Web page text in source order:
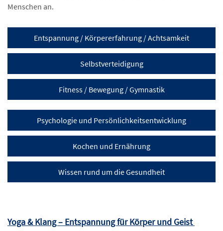
Menschen an.
Entspannung / Körpererfahrung / Achtsamkeit
Selbstverteidigung
Fitness / Bewegung / Gymnastik
Psychologie und Persönlichkeitsentwicklung
Kochen und Ernährung
Wissen rund um die Gesundheit
Yoga & Klang – Entspannung für Körper und Geist